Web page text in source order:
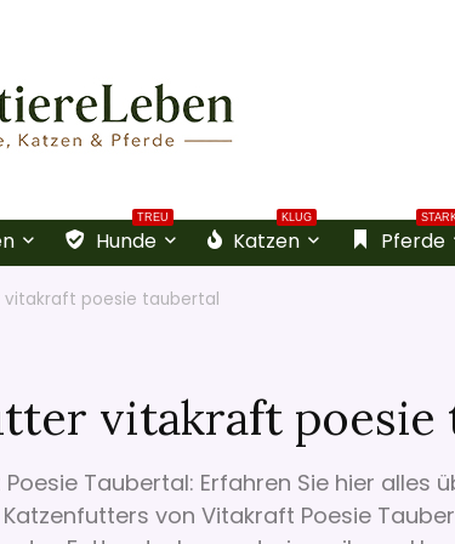
TREU
Hunde
KLUG
Katzen Pferde
poesie taubertal
vitakraft poesie
Taubertal: Erfahren Sie hier alles
von Vitakraft Poesie